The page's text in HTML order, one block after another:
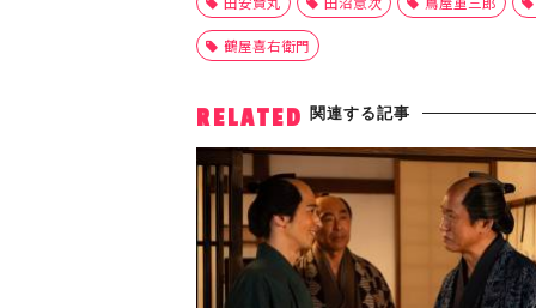
鶴屋喜右衛門
RELATED 関連する記事